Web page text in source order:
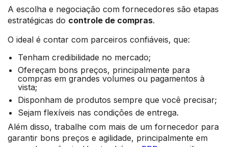
A escolha e negociação com fornecedores são etapas
estratégicas do controle de compras.
O ideal é contar com parceiros confiáveis, que:
Tenham credibilidade no mercado;
Ofereçam bons preços, principalmente para
compras em grandes volumes ou pagamentos à
vista;
Disponham de produtos sempre que você precisar;
Sejam flexíveis nas condições de entrega.
Além disso, trabalhe com mais de um fornecedor para
garantir bons preços e agilidade, principalmente em